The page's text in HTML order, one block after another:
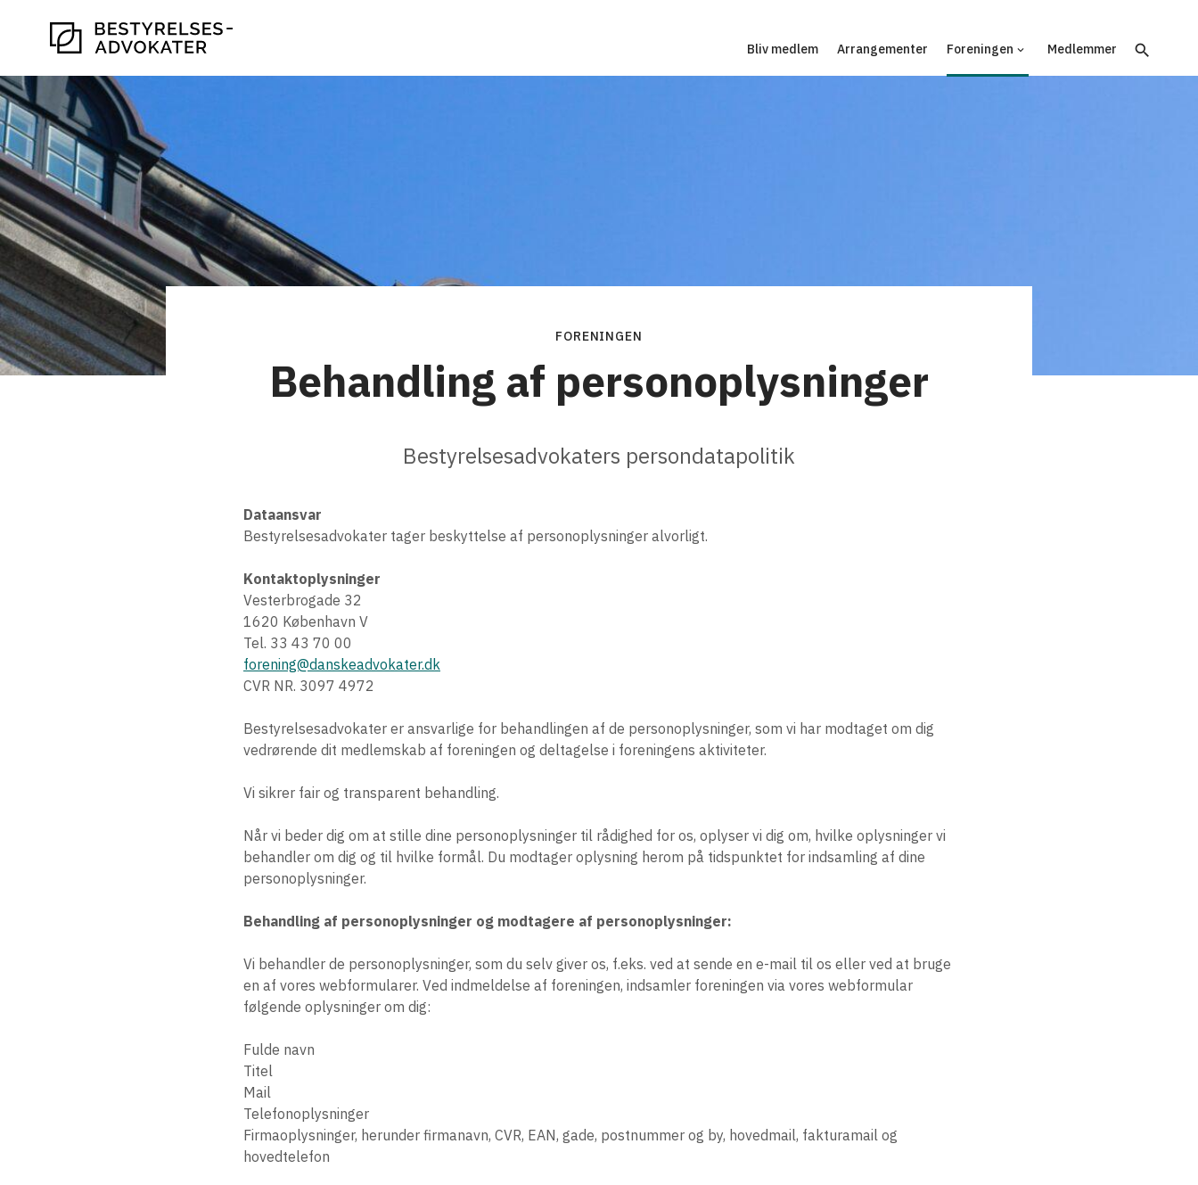
Bliv medlem Arrangementer Foreningen keyboard_arrow_down Medlemmer search
FORENINGEN
Behandling af personoplysninger
Bestyrelsesadvokaters persondatapolitik
Dataansvar
Bestyrelsesadvokater tager beskyttelse af personoplysninger alvorligt.
Kontaktoplysninger
Vesterbrogade 32
1620 København V
Tel. 33 43 70 00
forening@danskeadvokater.dk
CVR NR. 3097 4972
Bestyrelsesadvokater er ansvarlige for behandlingen af de personoplysninger, som vi har modtaget om dig
vedrørende dit medlemskab af foreningen og deltagelse i foreningens aktiviteter.
Vi sikrer fair og transparent behandling.
Når vi beder dig om at stille dine personoplysninger til rådighed for os, oplyser vi dig om, hvilke oplysninger vi
behandler om dig og til hvilke formål. Du modtager oplysning herom på tidspunktet for indsamling af dine
personoplysninger.
Behandling af personoplysninger og modtagere af personoplysninger:
Vi behandler de personoplysninger, som du selv giver os, f.eks. ved at sende en e-mail til os eller ved at bruge
en af vores webformularer. Ved indmeldelse af foreningen, indsamler foreningen via vores webformular
følgende oplysninger om dig:
Fulde navn
Titel
Mail
Telefonoplysninger
Firmaoplysninger, herunder firmanavn, CVR, EAN, gade, postnummer og by, hovedmail, fakturamail og
hovedtelefon